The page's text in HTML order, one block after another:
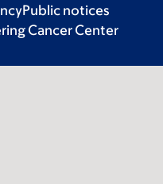
Public notices
Cancer Center